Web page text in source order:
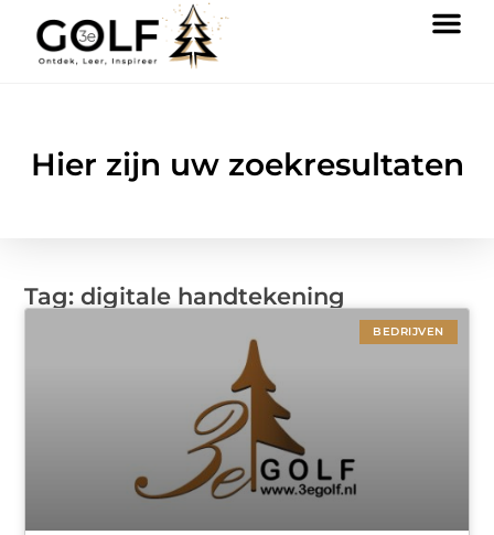
Hier zijn uw zoekresultaten
Tag: digitale handtekening
BEDRIJVEN